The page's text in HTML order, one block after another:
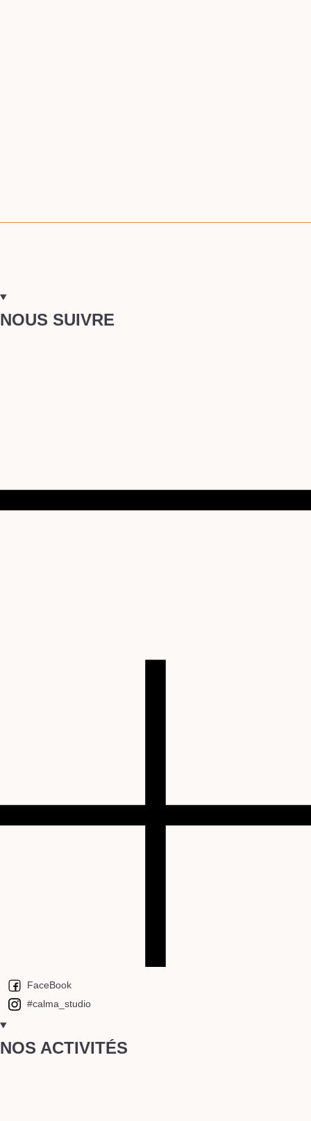
NOUS SUIVRE
FaceBook
#calma_studio
NOS ACTIVITÉS